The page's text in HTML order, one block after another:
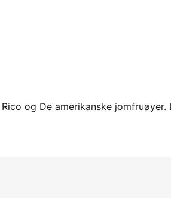
og De amerikanske jomfruøyer.